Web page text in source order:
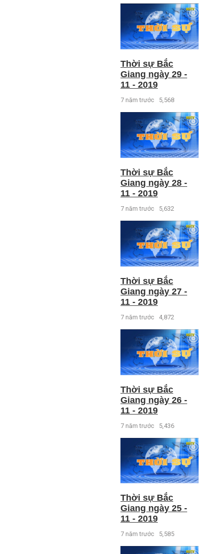
Thời sự Bắc
Giang ngày 29 -
11 - 2019
7 năm trước 5,568
Thời sự Bắc
Giang ngày 28 -
11 - 2019
7 năm trước 5,632
Thời sự Bắc
Giang ngày 27 -
11 - 2019
7 năm trước 4,872
Thời sự Bắc
Giang ngày 26 -
11 - 2019
7 năm trước 5,436
Thời sự Bắc
Giang ngày 25 -
11 - 2019
7 năm trước 5,585